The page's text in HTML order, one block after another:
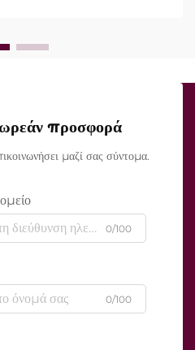
προσφορά
μαζί σας σύντομα.
0/100
0/100